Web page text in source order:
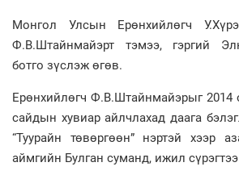
Монгол Улсын Ерөнхийлөгч
Ф.В.Штайнмайэрт тэмээ, гэргий
ботго зүслэж өгөв.
Ерөнхийлөгч Ф.В.Штайнмайэрыг 2014
сайдын хувиар айлчлахад даага
“Туурайн төвөргөөн” нэртэй хээр
аймгийн Булган суманд, ижил